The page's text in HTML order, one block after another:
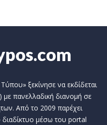
ξεκίνησε να εκδίδεται
με πανελλαδική διανομή σε
Από το 2009 παρέχει
μέσω του portal